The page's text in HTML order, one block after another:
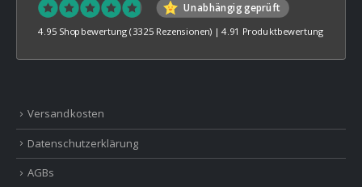
Unabhängig geprüft
4.95 Shopbewertung (3325 Rezensionen) |4.91 Produktbewertung
Versandkosten
Datenschutzerklärung
AGBs